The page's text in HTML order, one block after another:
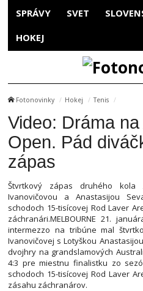
SPRÁVY SVET
HOKEJ
Fotonovinky Hokej Tenis
Video: Dráma
Open. Pád
zápas
Štvrtkový zápas druhého kola
Ivanovičovou a Anastasijou
schodoch 15-tisícovej Rod Laver
záchranári.MELBOURNE 21.
intermezzo na tribúne mal
Ivanovičovej s Lotyškou
dvojhry na grandslamových
4:3 pre miestnu finalistku zo
schodoch 15-tisícovej Rod Laver
zásahu záchranárov.